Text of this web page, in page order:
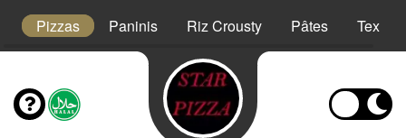
Pizzas Paninis Riz Crousty Pâtes Tex